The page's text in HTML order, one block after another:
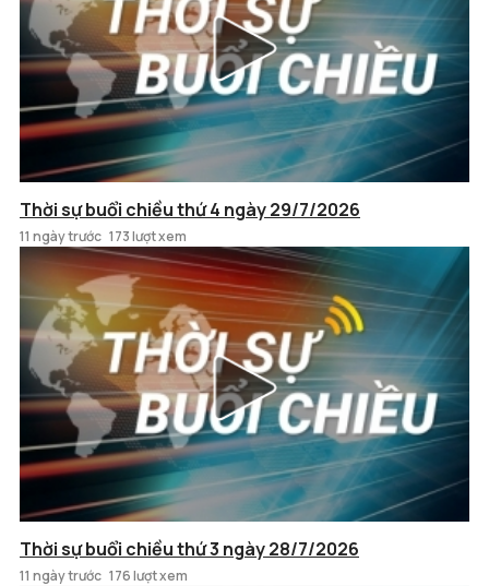
Thời sự buổi chiều thứ 4 ngày 29/7/2026
11 ngày trước 173 lượt xem
Thời sự buổi chiều thứ 3 ngày 28/7/2026
11 ngày trước 176 lượt xem